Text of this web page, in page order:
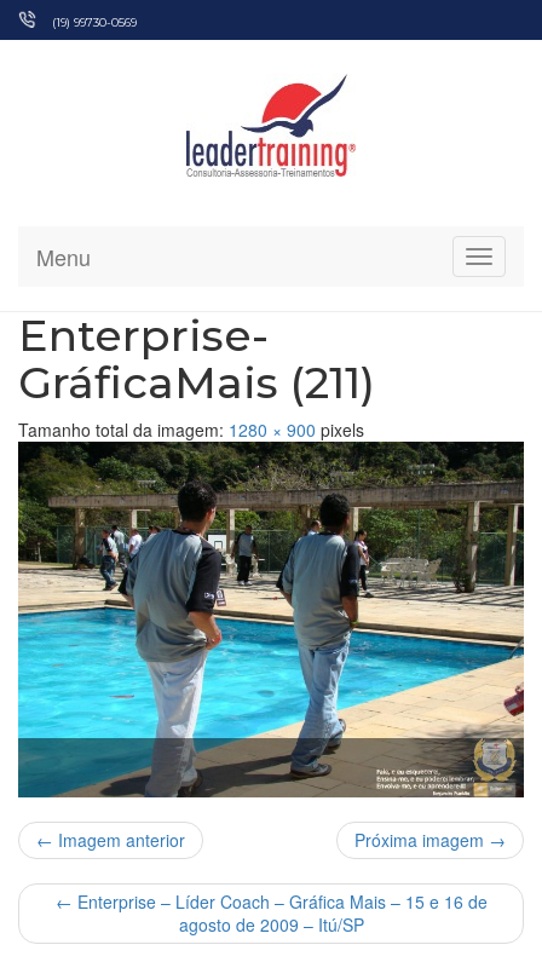
Pular
(19) 99730-0569
Menu
Enterprise-
GráficaMais (211)
Tamanho total da imagem: 1280 × 900 pixels
← Imagem anterior Próxima imagem →
← Enterprise – Líder Coach – Gráfica Mais – 15 e 16 de
agosto de 2009 – Itú/SP